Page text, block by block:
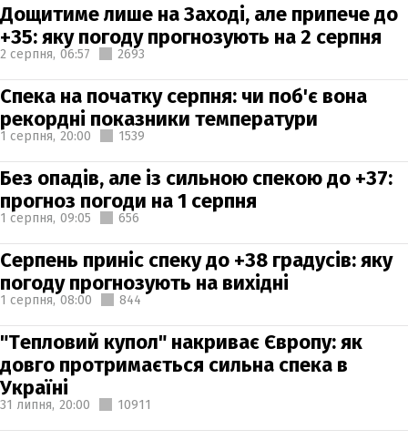
Дощитиме лише на Заході, але припече до
+35: яку погоду прогнозують на 2 серпня
2 серпня, 06:57 2693
Спека на початку серпня: чи поб'є вона
рекордні показники температури
1 серпня, 20:00 1539
Без опадів, але із сильною спекою до +37:
прогноз погоди на 1 серпня
1 серпня, 09:05 656
Серпень приніс спеку до +38 градусів: яку
погоду прогнозують на вихідні
1 серпня, 08:00 844
"Тепловий купол" накриває Європу: як
довго протримається сильна спека в
Україні
31 липня, 20:00 10911